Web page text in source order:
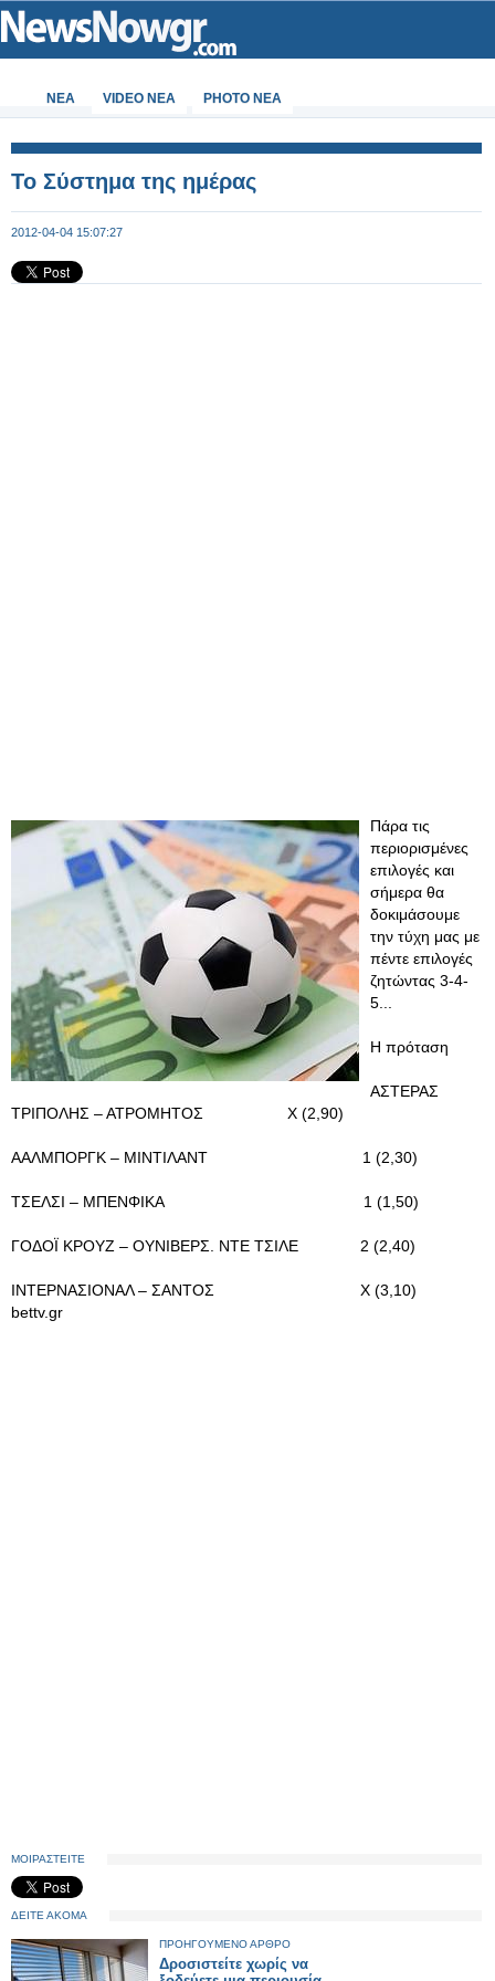
ΝΕΑ VIDEO NEA PHOTO NEA
Το Σύστημα της ημέρας
2012-04-04 15:07:27
Πάρα τις
περιορισμένες
επιλογές και
σήμερα θα
δοκιμάσουμε
την τύχη μας με
πέντε επιλογές
ζητώντας 3-4-
5...
Η πρόταση
ΑΣΤΕΡΑΣ
ΤΡΙΠΟΛΗΣ – ΑΤΡΟΜΗΤΟΣ Χ (2,90)
ΑΑΛΜΠΟΡΓΚ – ΜΙΝΤΙΛΑΝΤ 1 (2,30)
ΤΣΕΛΣΙ – ΜΠΕΝΦΙΚΑ 1 (1,50)
ΓΟΔΟΪ ΚΡΟΥΖ – ΟΥΝΙΒΕΡΣ. ΝΤΕ ΤΣΙΛΕ 2 (2,40)
ΙΝΤΕΡΝΑΣΙΟΝΑΛ – ΣΑΝΤΟΣ Χ (3,10)
bettv.gr
ΜΟΙΡΑΣΤΕΙΤΕ
ΔΕΙΤΕ ΑΚΟΜΑ
ΠΡΟΗΓΟΥΜΕΝΟ ΑΡΘΡΟ
Δροσιστείτε χωρίς να